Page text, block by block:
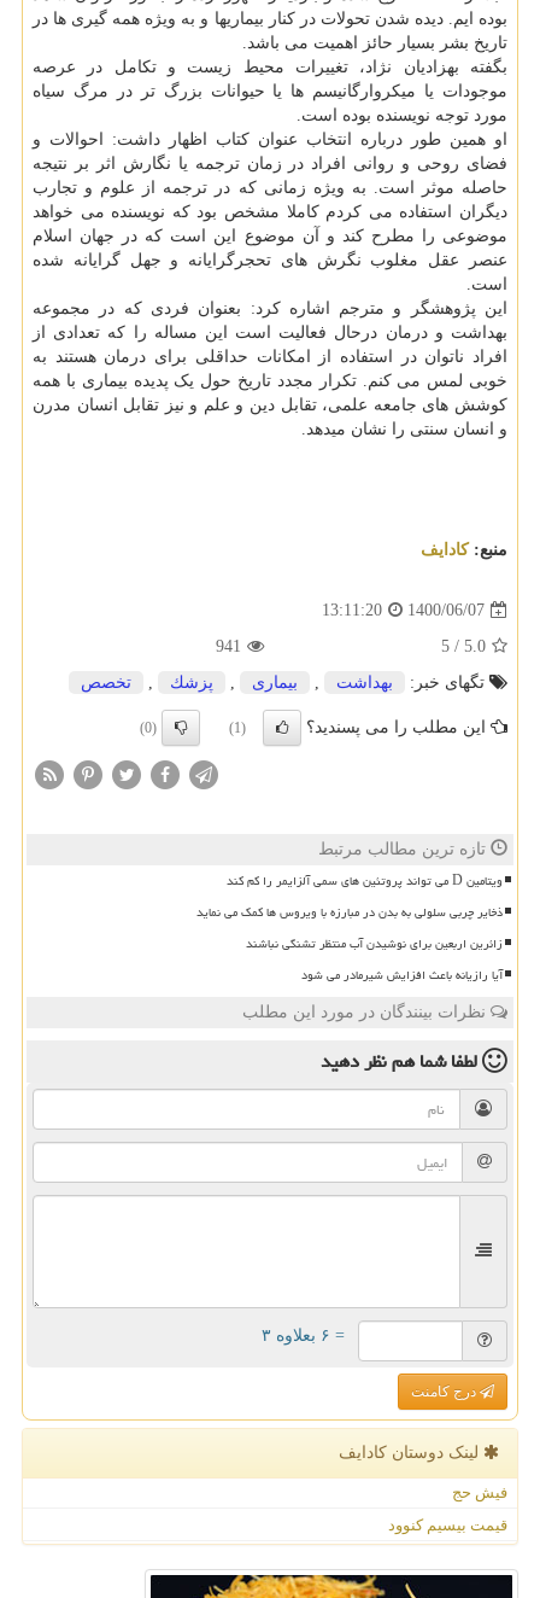
بوده ایم. دیده شدن تحولات در کنار بیماریها و به ویژه همه گیری ها در
تاریخ بشر بسیار حائز اهمیت می باشد.
بگفته بهزادیان نژاد، تغییرات محیط زیست و تکامل در عرصه
موجودات یا میکروارگانیسم ها یا حیوانات بزرگ تر در مرگ سیاه
مورد توجه نویسنده بوده است.
او همین طور درباره انتخاب عنوان کتاب اظهار داشت: احوالات و
فضای روحی و روانی افراد در زمان ترجمه یا نگارش اثر بر نتیجه
حاصله موثر است. به ویژه زمانی که در ترجمه از علوم و تجارب
دیگران استفاده می کردم کاملا مشخص بود که نویسنده می خواهد
موضوعی را مطرح کند و آن موضوع این است که در جهان اسلام
عنصر عقل مغلوب نگرش های تحجرگرایانه و جهل گرایانه شده
است.
این پژوهشگر و مترجم اشاره کرد: بعنوان فردی که در مجموعه
بهداشت و درمان درحال فعالیت است این مساله را که تعدادی از
افراد ناتوان در استفاده از امکانات حداقلی برای درمان هستند به
خوبی لمس می کنم. تکرار مجدد تاریخ حول یک پدیده بیماری با همه
کوشش های جامعه علمی، تقابل دین و علم و نیز تقابل انسان مدرن
و انسان سنتی را نشان میدهد.
منبع:كادایف
1400/06/07
13:11:20
5.0
/
5
941
تگهای خبر:
بهداشت , بیماری , پزشك , تخصص
این مطلب را می پسندید؟ (1)
(0)
تازه ترین مطالب مرتبط
ویتامین D می تواند پروتئین های سمی آلزایمر را کم کند
ذخایر چربی سلولی به بدن در مبارزه با ویروس ها کمک می نماید
زائرین اربعین برای نوشیدن آب منتظر تشنگی نباشند
آیا رازیانه باعث افزایش شیرمادر می شود
نظرات بینندگان در مورد این مطلب
لطفا شما همنظر دهید
= ۶ بعلاوه ۳
درج کامنت
لینک دوستان كادایف
فیش حج
قیمت بیسیم کنوود